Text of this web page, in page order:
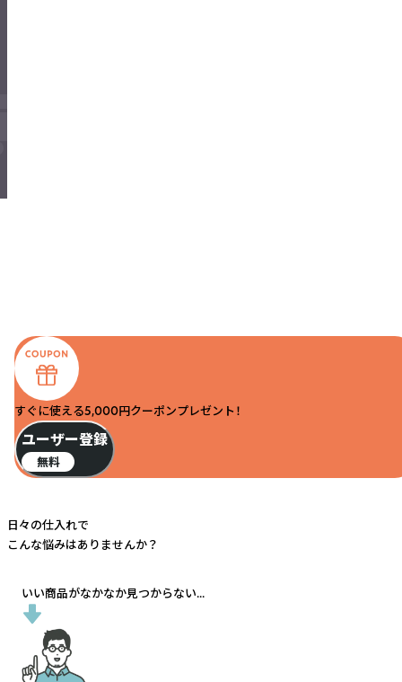
すぐに使える5,000円クーポンプレゼント！
ユーザー登録
無料
日々の仕入れで
こんな悩みはありませんか？
いい商品がなかなか見つからない...